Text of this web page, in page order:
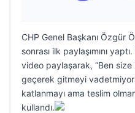
CHP Genel Başkanı Özgür
sonrası ilk paylaşımını
video paylaşarak, “Ben
geçerek gitmeyi
katlanmayı ama teslim
kullandı.